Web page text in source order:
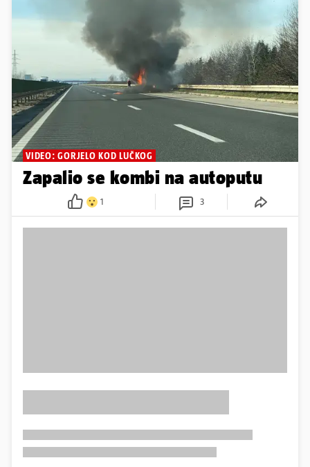
VIDEO: GORJELO KOD LUČKOG
Zapalio se kombi na autoputu
1 3